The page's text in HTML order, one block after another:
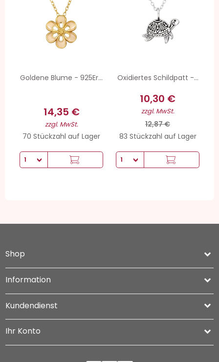
Goldene Blume - 925Er...
14,35 €
zzgl. MwSt.
70 Stückzahl auf Lager
Oxidiertes Schildpatt -...
10,30 €
zzgl. MwSt.
12,87 €
83 Stückzahl auf Lager
Shop keyboard_arrow_down
Information 
Kundendienst 
Ihr Konto 